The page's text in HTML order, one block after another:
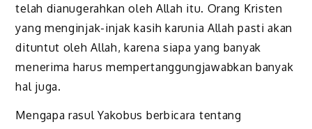
telah dianugerahkan oleh Allah itu. Orang Kristen
yang menginjak-injak kasih karunia Allah pasti akan
dituntut oleh Allah, karena siapa yang banyak
menerima harus mempertanggungjawabkan banyak
hal juga.
Mengapa rasul Yakobus berbicara tentang